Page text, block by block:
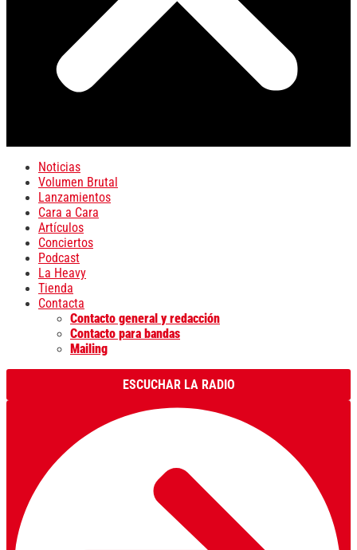
Noticias
Volumen Brutal
Lanzamientos
Cara a Cara
Artículos
Conciertos
Podcast
La Heavy
Tienda
Contacta
Contacto general y redacción
Contacto para bandas
Mailing
ESCUCHAR LA RADIO